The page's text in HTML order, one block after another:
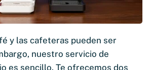
y las cafeteras pueden ser
nuestro servicio de
es sencillo. Te ofrecemos dos